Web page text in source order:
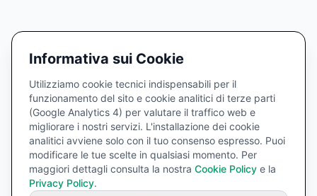
Informativa sui Cookie
Utilizziamo cookie tecnici indispensabili per il
funzionamento del sito e cookie analitici di terze parti
(Google Analytics 4) per valutare il traffico web e
migliorare i nostri servizi. L'installazione dei cookie
analitici avviene solo con il tuo consenso espresso. Puoi
modificare le tue scelte in qualsiasi momento. Per
maggiori dettagli consulta la nostra Cookie Policy e la
Privacy Policy.